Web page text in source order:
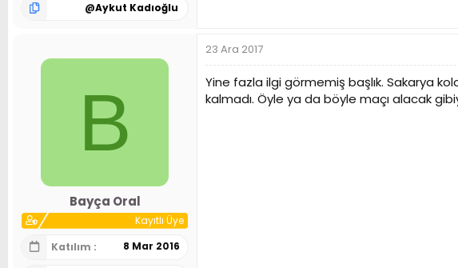
@Aykut Kadıoğlu
B
Bayça Oral
Kayıtlı Üye
Katılım
8 Mar 2016
23 Ara 2017
Yine fazla ilgi görmemiş başlık. Sakarya
kalmadı. Öyle ya da böyle maçı alacak